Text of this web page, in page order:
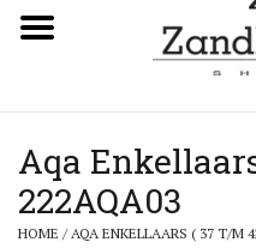
Kleding
Meisjes
Jongens
Aqa
222AQA03
HOME /AQA ENKELLAARS ( 37 T/M